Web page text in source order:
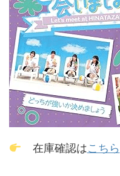
在庫確認はこちら